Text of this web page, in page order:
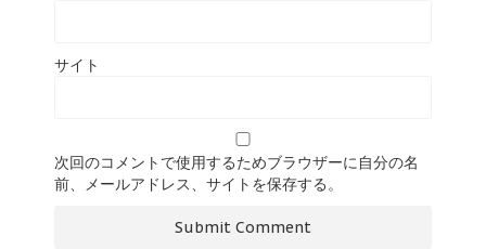
サイト
次回のコメントで使用するためブラウザーに自分の名
前、メールアドレス、サイトを保存する。